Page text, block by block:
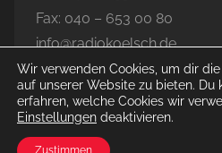
Fax: 040 – 653 00 80
info@radiokoelsch.de
© 2026 Radio
Wir verwenden Cookies, um dir
auf unserer Website zu bieten. Du
erfahren, welche Cookies wir
Einstellungen deaktivieren.
Zustimmen